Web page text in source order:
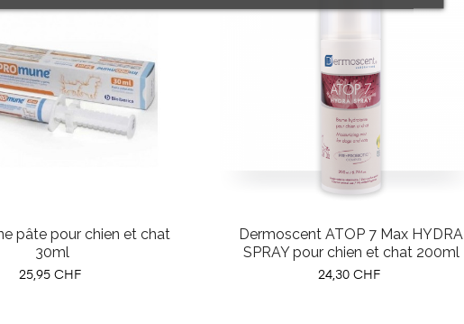
pâte pour chien et chat
30ml
Prix
25,95 CHF
Dermoscent ATOP 7 Max HYDRA
SPRAY pour chien et chat 200ml
Prix
24,30 CHF